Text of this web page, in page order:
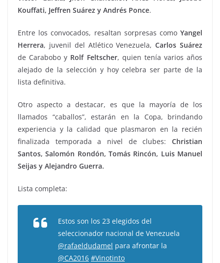
Kouffati, Jeffren Suárez y Andrés Ponce.
Entre los convocados, resaltan sorpresas como Yangel
Herrera, juvenil del Atlético Venezuela,Carlos Suárez
de Carabobo y Rolf Feltscher, quien tenía varios años
alejado de la selección y hoy celebra ser parte de la
lista definitiva.
Otro aspecto a destacar, es que la mayoría de los
llamados “caballos”, estarán en la Copa, brindando
experiencia y la calidad que plasmaron en la recién
finalizada temporada a nivel de clubes: Christian
Santos, Salomón Rondón, Tomás Rincón, Luis Manuel
Seijas y Alejandro Guerra.
Lista completa:
Estos son los 23 elegidos del
seleccionador nacional de Venezuela
@rafaeldudamel para afrontar la
@CA2016 #Vinotinto